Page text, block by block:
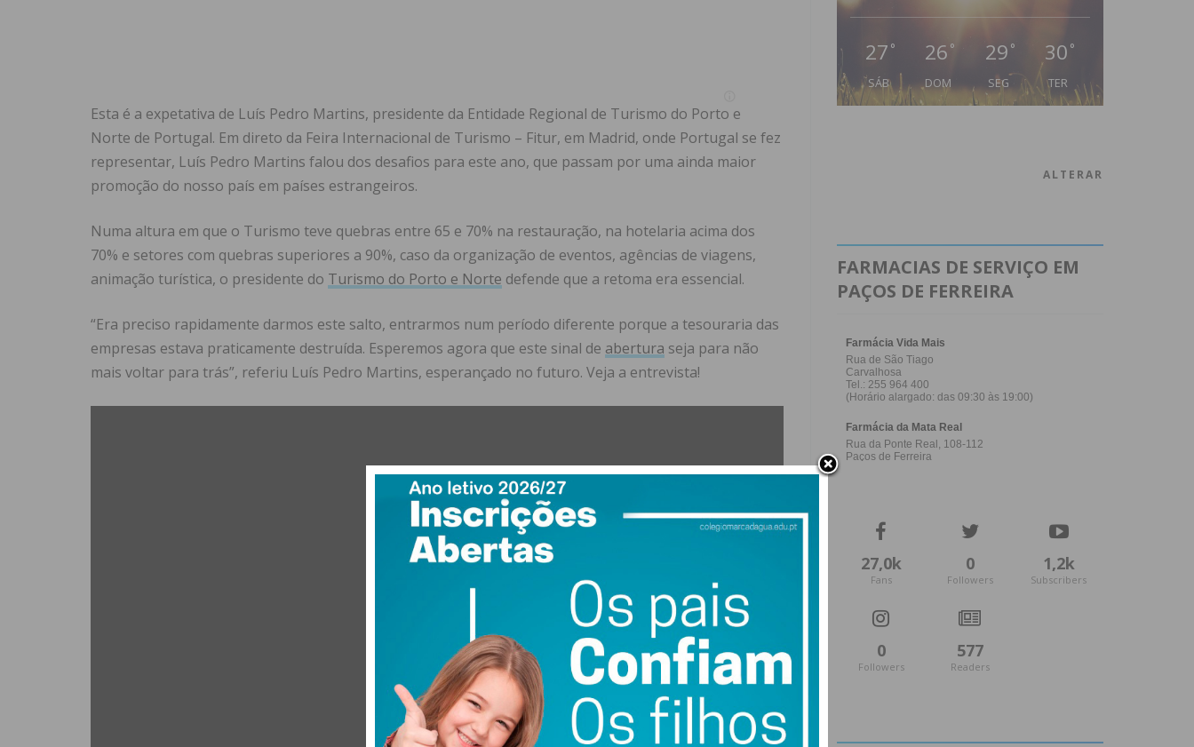
Esta é a expetativa de Luís Pedro Martins, presidente da Entidade Regional de Turismo do Porto e
Norte de Portugal. Em direto da Feira Internacional de Turismo – Fitur, em Madrid, onde Portugal se fez
representar, Luís Pedro Martins falou dos desafios para este ano, que passam por uma ainda maior
promoção do nosso país em países estrangeiros.
Numa altura em que o Turismo teve quebras entre 65 e 70% na restauração, na hotelaria acima dos
70% e setores com quebras superiores a 90%, caso da organização de eventos, agências de viagens,
animação turística, o presidente do Turismo do Porto e Norte defende que a retoma era essencial.
“Era preciso rapidamente darmos este salto, entrarmos num período diferente porque a tesouraria das
empresas estava praticamente destruída. Esperemos agora que este sinal de abertura seja para não
mais voltar para trás”, referiu Luís Pedro Martins, esperançado no futuro. Veja a entrevista!
27 °
SÁB
26 °
DOM
29 °
SEG
30 °
TER
ALTERAR
FARMACIAS DE SERVIÇO EM
PAÇOS DE FERREIRA
27,0k
Fans
0
Followers
1,2k
Subscribers
0
Followers
577
Readers